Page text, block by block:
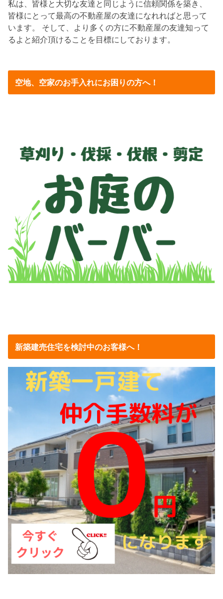
私は、皆様と大切な友達と同じように信頼関係を築き、
皆様にとって最高の不動産屋の友達になれればと思って
います。 そして、より多くの方に不動産屋の友達知って
るよと紹介頂けることを目標にしております。
空地、空家のお手入れにお困りの方へ！
新築建売住宅を検討中のお客様へ！